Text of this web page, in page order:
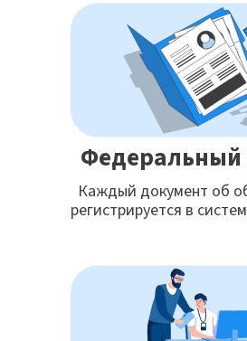
Федеральный
Каждый документ об
регистрируется в